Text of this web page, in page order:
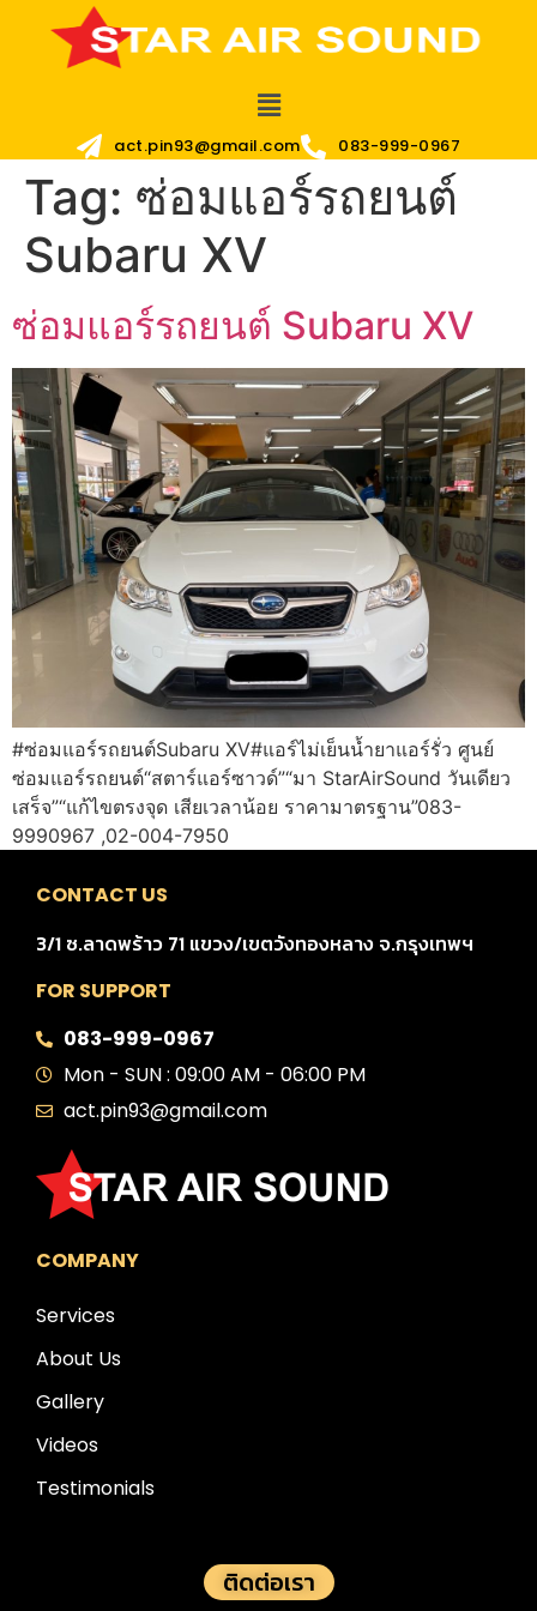
act.pin93@gmail.com 083-999-0967
Tag: ซ่อมแอร์รถยนต์
Subaru XV
ซ่อมแอร์รถยนต์ Subaru XV
#ซ่อมแอร์รถยนต์Subaru XV#แอร์ไม่เย็นน้ำยาแอร์รั่ว ศูนย์
ซ่อมแอร์รถยนต์“สตาร์แอร์ซาวด์”“มา StarAirSound วันเดียว
เสร็จ”“แก้ไขตรงจุด เสียเวลาน้อย ราคามาตรฐาน”083-
9990967 ,02-004-7950
CONTACT US
3/1 ซ.ลาดพร้าว 71 แขวง/เขตวังทองหลาง จ.กรุงเทพฯ
FOR SUPPORT
083-999-0967
Mon - SUN : 09:00 AM - 06:00 PM
act.pin93@gmail.com
COMPANY
Services
About Us
Gallery
Videos
Testimonials
ติดต่อเรา